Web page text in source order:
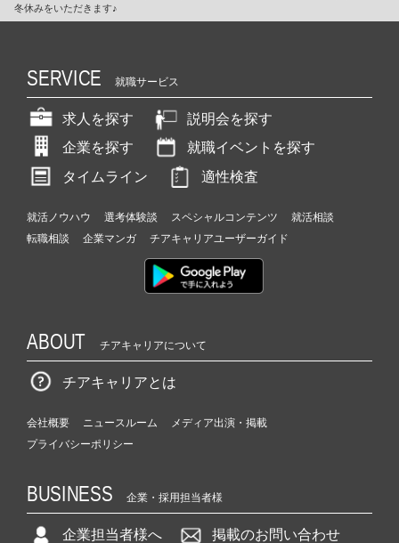
冬休みをいただきます♪
SERVICE 就職サービス
求人を探す
説明会を探す
企業を探す
就職イベントを探す
タイムライン
適性検査
就活ノウハウ 選考体験談 スペシャルコンテンツ
就活相談
転職相談
企業マンガ チアキャリアユーザーガイド
ABOUT チアキャリアについて
チアキャリアとは
会社概要 ニュースルーム
メディア出演・掲載
プライバシーポリシー
BUSINESS 企業・採用担当者様
企業担当者様へ 掲載のお問い合わせ